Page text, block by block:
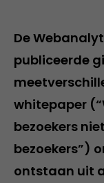
De
publiceerde
whitepaper
bezoekers
bezoekers”)
ontstaan uit